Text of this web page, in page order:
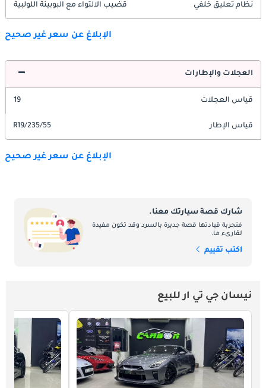
نظام تعليق خلفي قضيب الالتواء مع البوبينة اللولبية
الإبلاغ عن سعر غير صحيح
العجلات والإطارات
قياس العجلات 19
قياس الإطار 235/55/R19
الإبلاغ عن سعر غير صحيح
شارك قصة سيارتك معنا.
فتجربة قيادتها قصة جديرة بالسرد وقد تكون مفيدة
لقارىء ما.
اكتب تقييم
نيسان جي تي ار للبيع